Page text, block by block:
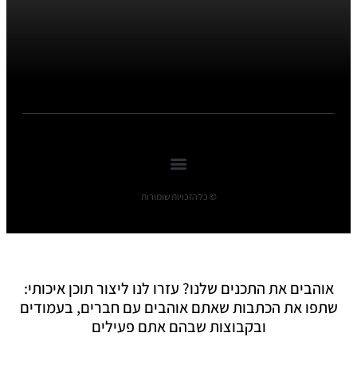
© כל הזכויות שומורות
אוהבים את התכנים שלנו? עזרו לנו ליצור תוכן איכותי:
שתפו את הכתבות שאתם אוהבים עם חברים, בעמודים
ובקבוצות שבהם אתם פעילים